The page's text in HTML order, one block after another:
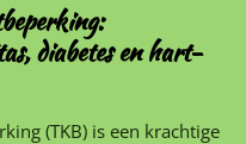
diabetes en hart-
(TKB) is een krachtige